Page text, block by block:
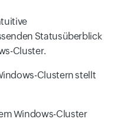
Statusüberblick
Cluster.
Clustern stellt
Windows-Cluster